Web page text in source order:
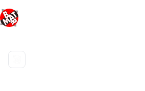
au
contenu